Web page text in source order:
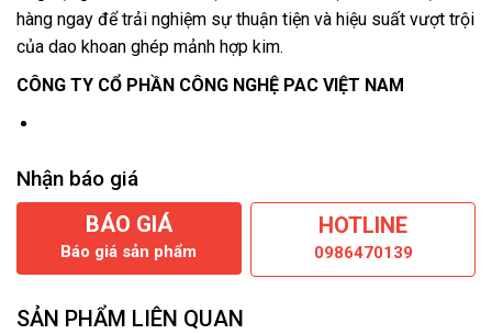
hàng ngay để trải nghiệm sự thuận tiện và hiệu suất vượt trội
của dao khoan ghép mảnh hợp kim.
CÔNG TY CỔ PHẦN CÔNG NGHỆ PAC VIỆT NAM
Nhận báo giá
BÁO GIÁ
Báo giá sản phẩm
HOTLINE
0986470139
SẢN PHẨM LIÊN QUAN